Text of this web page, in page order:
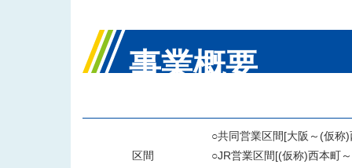
事業概要
区間
○共同営業区間[大阪～(仮称
○JR営業区間[(仮称)西本町